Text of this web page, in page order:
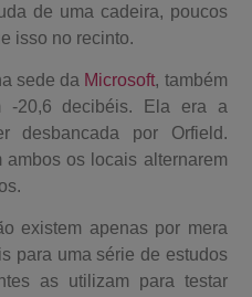
de uma cadeira, poucos
isso no recinto.
sede da Microsoft, também
-20,6 decibéis. Ela era a
desbancada por Orfield.
ambos os locais alternarem
existem apenas por mera
para uma série de estudos
as utilizam para testar